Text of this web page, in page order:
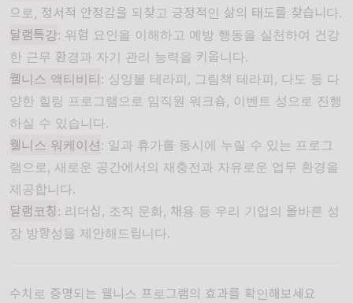
으로, 정서적 안정감을 되찾고 긍정적인 삶의 태도를 찾습니다.
달램특강: 위험 요인을 이해하고 예방 행동을 실천하여 건강
한 근무 환경과 자기 관리 능력을 키웁니다.
웰니스 액티비티: 싱잉볼 테라피, 그림책 테라피, 다도 등 다
양한 힐링 프로그램으로 임직원 워크숍, 이벤트 성으로 진행
하실 수 있습니다.
웰니스 워케이션: 일과 휴가를 동시에 누릴 수 있는 프로그
램으로, 새로운 공간에서의 재충전과 자유로운 업무 환경을
제공합니다.
달램코칭 : 리더십, 조직 문화, 채용 등 우리 기업의 올바른 성
장 방향성을 제안해드립니다.
수치로 증명되는 웰니스 프로그램의 효과를 확인해보세요